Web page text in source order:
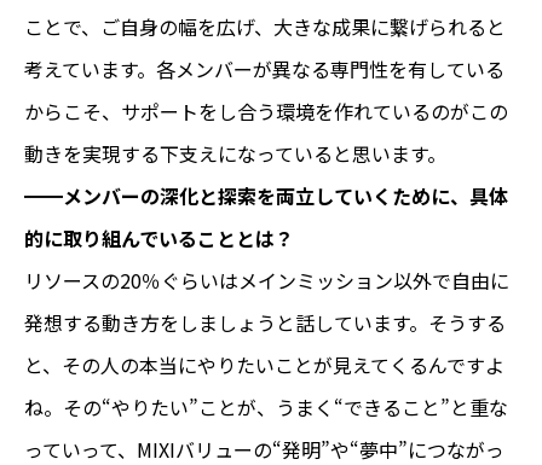
ことで、ご自身の幅を広げ、大きな成果に繋げられると
考えています。各メンバーが異なる専門性を有している
からこそ、サポートをし合う環境を作れているのがこの
動きを実現する下支えになっていると思います。
━━メンバーの深化と探索を両立していくために、具体
的に取り組んでいることとは？
リソースの20％ぐらいはメインミッション以外で自由に
発想する動き方をしましょうと話しています。そうする
と、その人の本当にやりたいことが見えてくるんですよ
ね。その“やりたい”ことが、うまく“できること”と重な
っていって、MIXIバリューの“発明”や“夢中”につながっ